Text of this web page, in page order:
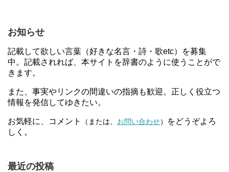
お知らせ
記載して欲しい言葉（好きな名言・詩・歌etc）を募集
中。記載されれば、本サイトを辞書のように使うことがで
きます。
また、事実やリンクの間違いの指摘も歓迎。正しく役立つ
情報を発信してゆきたい。
お気軽に、コメント （または、 お問い合わせ）
をどうぞよろ
しく。
最近の投稿